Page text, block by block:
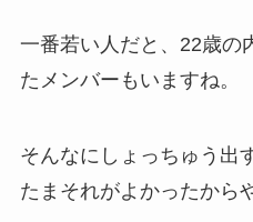
一番若い人だと、22歳の
たメンバーもいますね。
そんなにしょっちゅう出
たまそれがよかったから